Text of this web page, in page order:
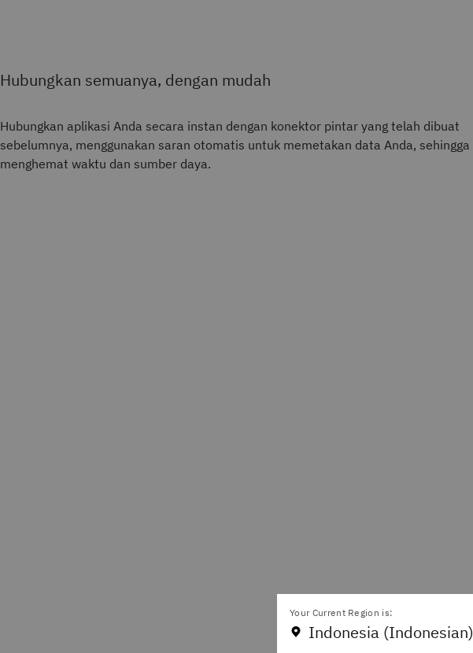
Hubungkan semuanya, dengan mudah
Hubungkan aplikasi Anda secara instan dengan konektor pintar yang telah dibuat
sebelumnya, menggunakan saran otomatis untuk memetakan data Anda, sehingga
menghemat waktu dan sumber daya.
Your Current Region is:
Indonesia (Indonesian)